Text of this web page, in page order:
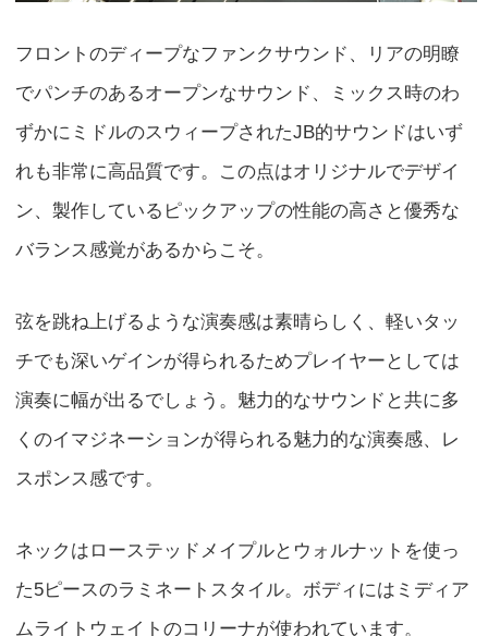
フロントのディープなファンクサウンド、リアの明瞭
でパンチのあるオープンなサウンド、ミックス時のわ
ずかにミドルのスウィープされたJB的サウンドはいず
れも非常に高品質です。この点はオリジナルでデザイ
ン、製作しているピックアップの性能の高さと優秀な
バランス感覚があるからこそ。
弦を跳ね上げるような演奏感は素晴らしく、軽いタッ
チでも深いゲインが得られるためプレイヤーとしては
演奏に幅が出るでしょう。魅力的なサウンドと共に多
くのイマジネーションが得られる魅力的な演奏感、レ
スポンス感です。
ネックはローステッドメイプルとウォルナットを使っ
た5ピースのラミネートスタイル。ボディにはミディア
ムライトウェイトのコリーナが使われています。